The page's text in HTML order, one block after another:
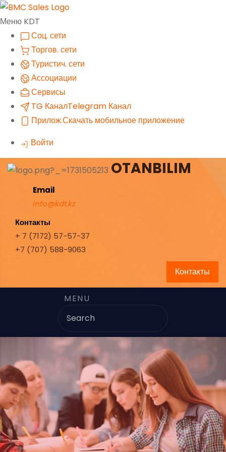
Меню KDT
Соц. сети
Торгов. сети
Туристич. сети
Ассоциации
Сервисы
TG КаналTelegram Канал
Прилож.Скачать мобильное приложение
Войти
OTANBILIM
Email
info@kdt.kz
Контакты
+ 7 (7172) 57-57-37
+7 (707) 588-9063
Контакты
MENU